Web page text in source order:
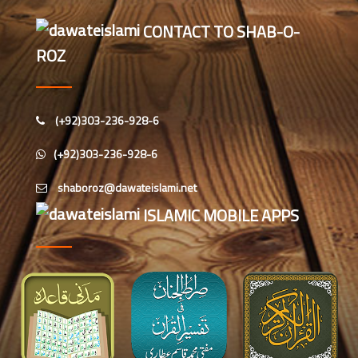
اس ہفتے کا رسالہ ” اللہ والوں کے 12
واقعات (قسط: 1) “
سید مختار اشرف رضوی صاحب کی اہلیہ
کے انتقال پر امیر اہلسنت کی تعزیت
اس ہفتے کا رسالہ ”اللہ کا خوف“
اس دور میں صالحین کی پہچان کا معیار
اعلیٰ حضر ت امام احمد رضا ہیں، مولانا
الیاس عطار قادری
اس ہفتے کا رسالہ ” زبان کی حفاظت کی
اہمیت“
CONTACT TO SHAB-O-
ROZ
(+92)303-236-928-6
(+92)303-236-928-6
ISLAMIC MOBILE APPS